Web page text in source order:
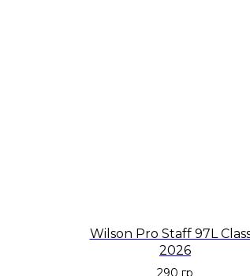
Wilson Pro Staff 97L
2026
290 гр